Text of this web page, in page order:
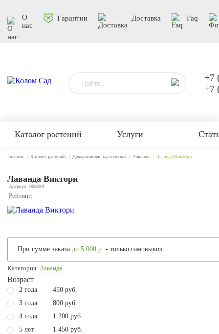
О
нас
Гарантии Доставка Faq
+7
+7
Каталог растений Услуги
Главная Каталог растений Декоративные кустарники Лаванда Лаванда Виктори
Лаванда Виктори
Артикул: 008594
Рейтинг:
При сумме заказа до 5 000 р. - только самовывоз
Категория: Лаванда
Возраст
2 года
450 руб.
3 года
800 руб.
4 года
1 200 руб.
5 лет
1 450 руб.